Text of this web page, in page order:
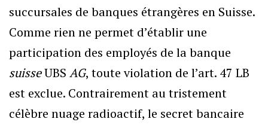
succursales de banques étrangères en Suisse.
Comme rien ne permet d’établir une
participation des employés de la banque
suisseUBS AG, toute violation de l’art. 47 LB
est exclue. Contrairement au tristement
célèbre nuage radioactif, le secret bancaire